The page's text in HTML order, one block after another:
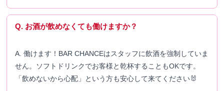
Q. お酒が飲めなくても働けますか？
A. 働けます！BAR CHANCEはスタッフに飲酒を強制していま
せん。ソフトドリンクでお客様と乾杯することもOKです。
「飲めないから心配」という方も安心して来てください🐰